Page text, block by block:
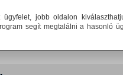
jobb oldalon
segít megtalálni a hasonló